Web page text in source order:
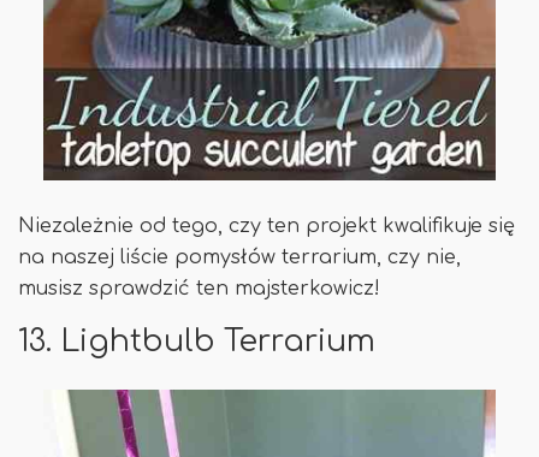
Niezależnie od tego, czy ten projekt kwalifikuje się
na naszej liście pomysłów terrarium, czy nie,
musisz sprawdzić ten majsterkowicz!
13. Lightbulb Terrarium